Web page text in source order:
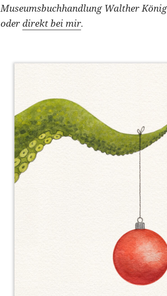
Museumsbuchhandlung Walther
oderdirekt bei mir.